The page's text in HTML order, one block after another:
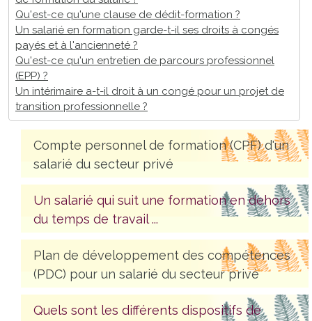
Qu'est-ce qu'une clause de dédit-formation ?
Un salarié en formation garde-t-il ses droits à congés
payés et à l'ancienneté ?
Qu'est-ce qu'un entretien de parcours professionnel
(EPP) ?
Un intérimaire a-t-il droit à un congé pour un projet de
transition professionnelle ?
Compte personnel de formation (CPF) d'un
salarié du secteur privé
Un salarié qui suit une formation en dehors
du temps de travail ...
Plan de développement des compétences
(PDC) pour un salarié du secteur privé
Quels sont les différents dispositifs de